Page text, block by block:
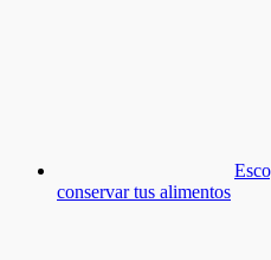
conservar tus alimentos